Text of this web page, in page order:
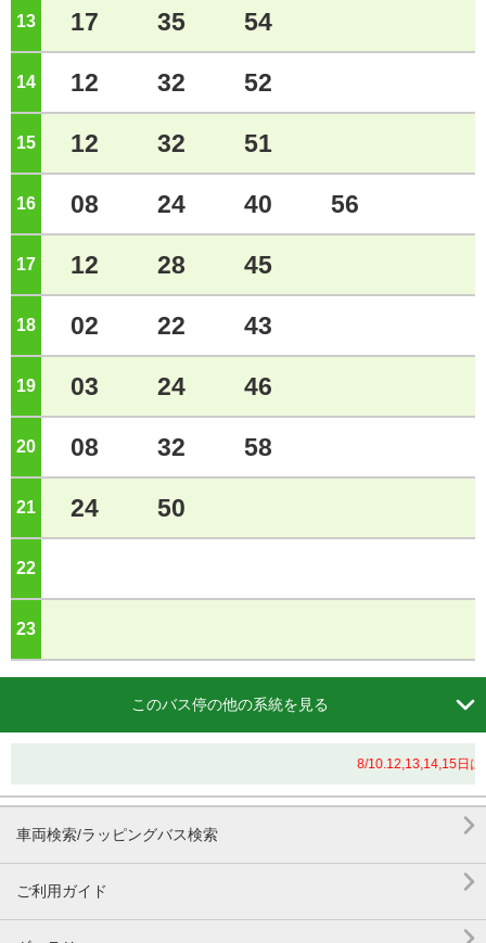
13 17 35 54
14 12 32 52
15 12 32 51
16 08 24 40 56
17 12 28 45
18 02 22 43
19 03 24 46
20 08 32 58
21 24 50
22
23
このバス停の他の系統を見る 
8/10.12,13,14,15日は
車両検索/ラッピングバス検索 
ご利用ガイド 